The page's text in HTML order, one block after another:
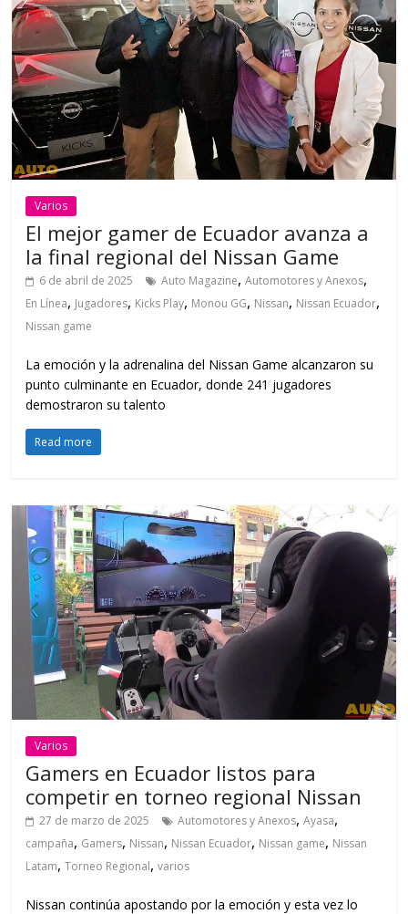
Varios
El mejor gamer de Ecuador avanza a
la final regional del Nissan Game
6 de abril de 2025 Auto Magazine,Automotores y Anexos,
En Línea, Jugadores, Kicks Play, Monou GG, Nissan, Nissan Ecuador,
Nissan game
La emoción y la adrenalina del Nissan Game alcanzaron su
punto culminante en Ecuador, donde 241 jugadores
demostraron su talento
Read more
Varios
Gamers en Ecuador listos para
competir en torneo regional Nissan
27 de marzo de 2025 Automotores y Anexos,Ayasa,
campaña, Gamers, Nissan, Nissan Ecuador, Nissan game, Nissan
Latam,Torneo Regional,varios
Nissan continúa apostando por la emoción y esta vez lo